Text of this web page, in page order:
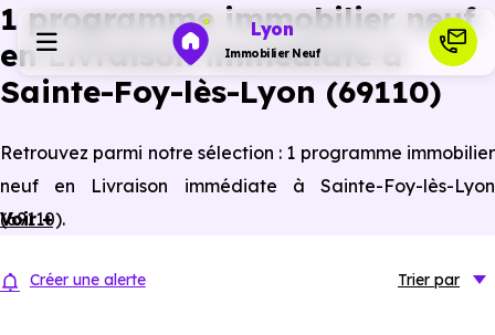
Lyon
Immobilier Neuf
Investir
1 programme immobilier neuf
en Livraison immédiate à
Sainte-Foy-lès-Lyon (69110)
Retrouvez parmi notre sélection : 1 programme immobilier
neuf en Livraison immédiate à Sainte-Foy-lès-Lyon
(69110).
Voir +
Créer une alerte Trier par